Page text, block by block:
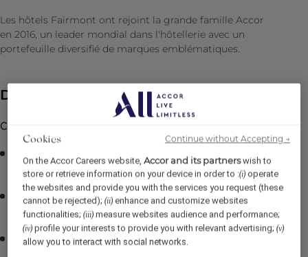
Les hôtels Fairmont ont rejoint la grande famille Accor
en 2016, un leader mondial dans l'hôtellerie avec un
portefeuille diversifié de marques emblématiques.
Description du poste
Ce que l'établissement vous offre :
Avantages et taux réduits
pour voyager dans les
hôtels Accor mondialement (plus de 5700 hôtels)!
Accès au gym,au terrain de golf et au stationnement
extérieur gratuitement.
Aide au déménagementet hébergement à l’hôtel
Cookies
On the Accor Careers website,Accor and its partnerswish to
store or retrieve information on your device in order to :(i) operate
the websites and provide you with the services you request (these
cannot be rejected);(ii) enhance and customize websites
functionalities;(iii) measure websites audience and performance;
(iv) profile your interests to provide you with relevant advertising;(v)
allow you to interact with social networks.
Continue without Accepting →